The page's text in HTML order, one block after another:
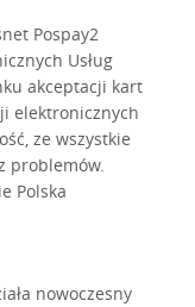
Pospay2
Usług
akceptacji kart
elektronicznych
ze wszystkie
problemów.
Polska
nowoczesny